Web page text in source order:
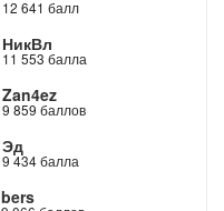
12 641 балл
НикВл
11 553 балла
Zan4ez
9 859 баллов
Эд
9 434 балла
bers